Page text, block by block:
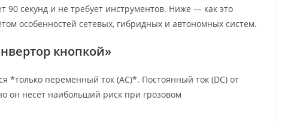
секунд и не требует инструментов. Ниже — как это
особенностей сетевых, гибридных и автономных систем.
кнопкой»
*только переменный ток (AC)*. Постоянный ток (DC) от
он несёт наибольший риск при грозовом